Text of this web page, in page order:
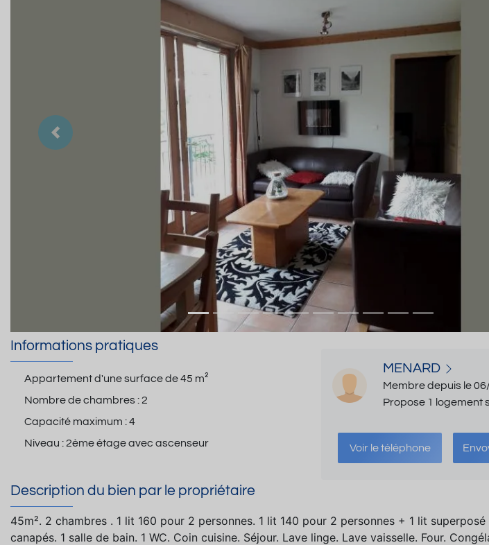
Précedent
Informations pratiques
Appartement d'une surface de45 m²
Nombre de chambres :2
Capacité maximum :4
Niveau :2ème étage avec ascenseur
MENARD
Membre depuis le
Propose 1 logement
Voir le téléphone
Description du bien par le propriétaire
45m². 2 chambres . 1 lit 160 pour 2 personnes. 1 lit 140 pour 2 personnes + 1 lit
canapés. 1 salle de bain. 1 WC. Coin cuisine. Séjour. Lave linge. Lave vaisselle. Four.